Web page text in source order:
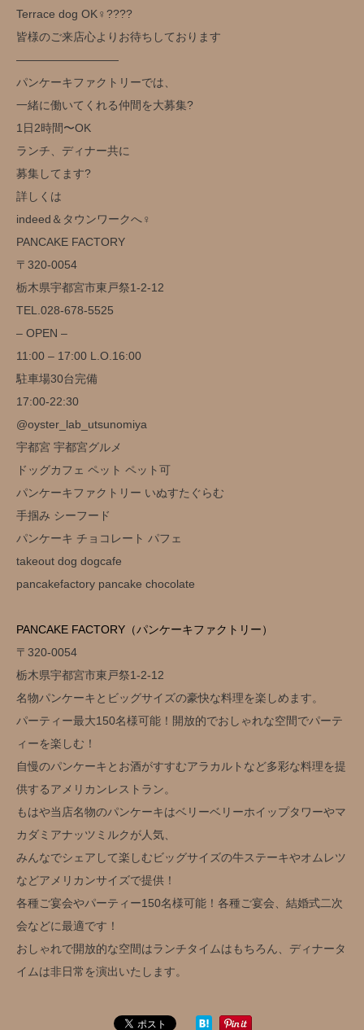
Terrace dog OK‍♀️??‍??
皆様のご来店心よりお待ちしております
—————————
パンケーキファクトリーでは、
一緒に働いてくれる仲間を大募集?
1日2時間〜OK
ランチ、ディナー共に
募集してます?
詳しくは
indeed＆タウンワークへ‍♀️
️PANCAKE FACTORY️
〒320-0054
栃木県宇都宮市東戸祭1-2-12
TEL.028-678-5525
– OPEN –
11:00 – 17:00 L.O.16:00
駐車場30台完備️
17:00-22:30
@oyster_lab_utsunomiya
宇都宮 宇都宮グルメ
ドッグカフェ ペット ペット可
パンケーキファクトリー いぬすたぐらむ
手掴み シーフード
パンケーキ チョコレート パフェ
takeout dog dogcafe
pancakefactory pancake chocolate
PANCAKE FACTORY（パンケーキファクトリー）
〒320-0054
栃木県宇都宮市東戸祭1-2-12
名物パンケーキとビッグサイズの豪快な料理を楽しめます。
パーティー最大150名様可能！開放的でおしゃれな空間でパーテ
ィーを楽しむ！
自慢のパンケーキとお酒がすすむアラカルトなど多彩な料理を提
供するアメリカンレストラン。
もはや当店名物のパンケーキはベリーベリーホイップタワーやマ
カダミアナッツミルクが人気、
みんなでシェアして楽しむビッグサイズの牛ステーキやオムレツ
などアメリカンサイズで提供！
各種ご宴会やパーティー150名様可能！各種ご宴会、結婚式二次
会などに最適です！
おしゃれで開放的な空間はランチタイムはもちろん、ディナータ
イムは非日常を演出いたします。